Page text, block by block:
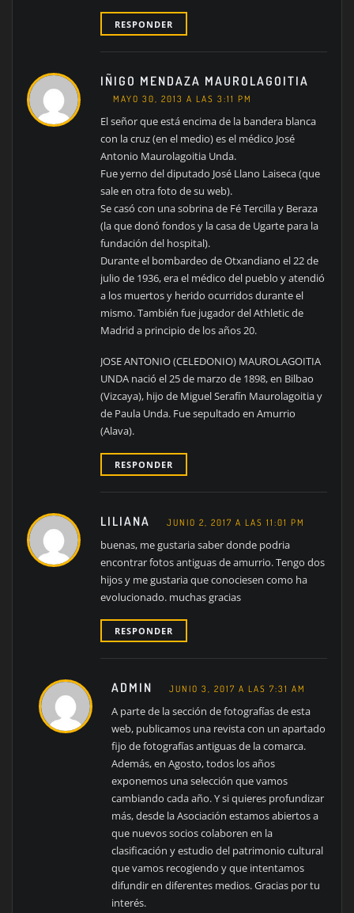
RESPONDER
IÑIGO MENDAZA MAUROLAGOITIA
MAYO 30, 2013 A LAS 3:11 PM
El señor que está encima de la bandera blanca
con la cruz (en el medio) es el médico José
Antonio Maurolagoitia Unda.
Fue yerno del diputado José Llano Laiseca (que
sale en otra foto de su web).
Se casó con una sobrina de Fé Tercilla y Beraza
(la que donó fondos y la casa de Ugarte para la
fundación del hospital).
Durante el bombardeo de Otxandiano el 22 de
julio de 1936, era el médico del pueblo y atendió
a los muertos y herido ocurridos durante el
mismo. También fue jugador del Athletic de
Madrid a principio de los años 20.
JOSE ANTONIO (CELEDONIO) MAUROLAGOITIA
UNDA nació el 25 de marzo de 1898, en Bilbao
(Vizcaya), hijo de Miguel Serafín Maurolagoitia y
de Paula Unda. Fue sepultado en Amurrio
(Alava).
RESPONDER
LILIANA JUNIO 2, 2017 A LAS 11:01 PM
buenas, me gustaria saber donde podria
encontrar fotos antiguas de amurrio. Tengo dos
hijos y me gustaria que conociesen como ha
evolucionado. muchas gracias
RESPONDER
ADMIN JUNIO 3, 2017 A LAS 7:31 AM
A parte de la sección de fotografías de esta
web, publicamos una revista con un apartado
fijo de fotografías antiguas de la comarca.
Además, en Agosto, todos los años
exponemos una selección que vamos
cambiando cada año. Y si quieres profundizar
más, desde la Asociación estamos abiertos a
que nuevos socios colaboren en la
clasificación y estudio del patrimonio cultural
que vamos recogiendo y que intentamos
difundir en diferentes medios. Gracias por tu
interés.